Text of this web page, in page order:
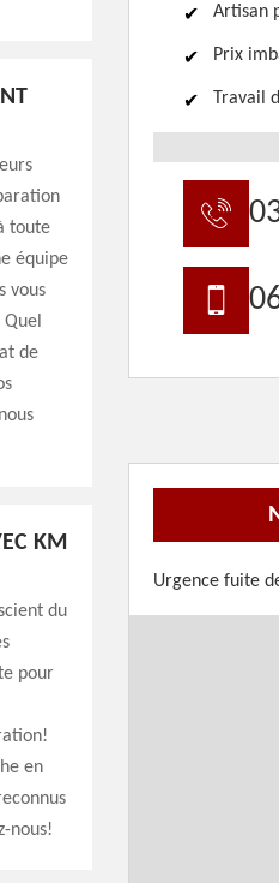
toute
équipe
vous
de
KM
du
pour
en
nous!
Artisan
Prix
Travail
Urgence fuite